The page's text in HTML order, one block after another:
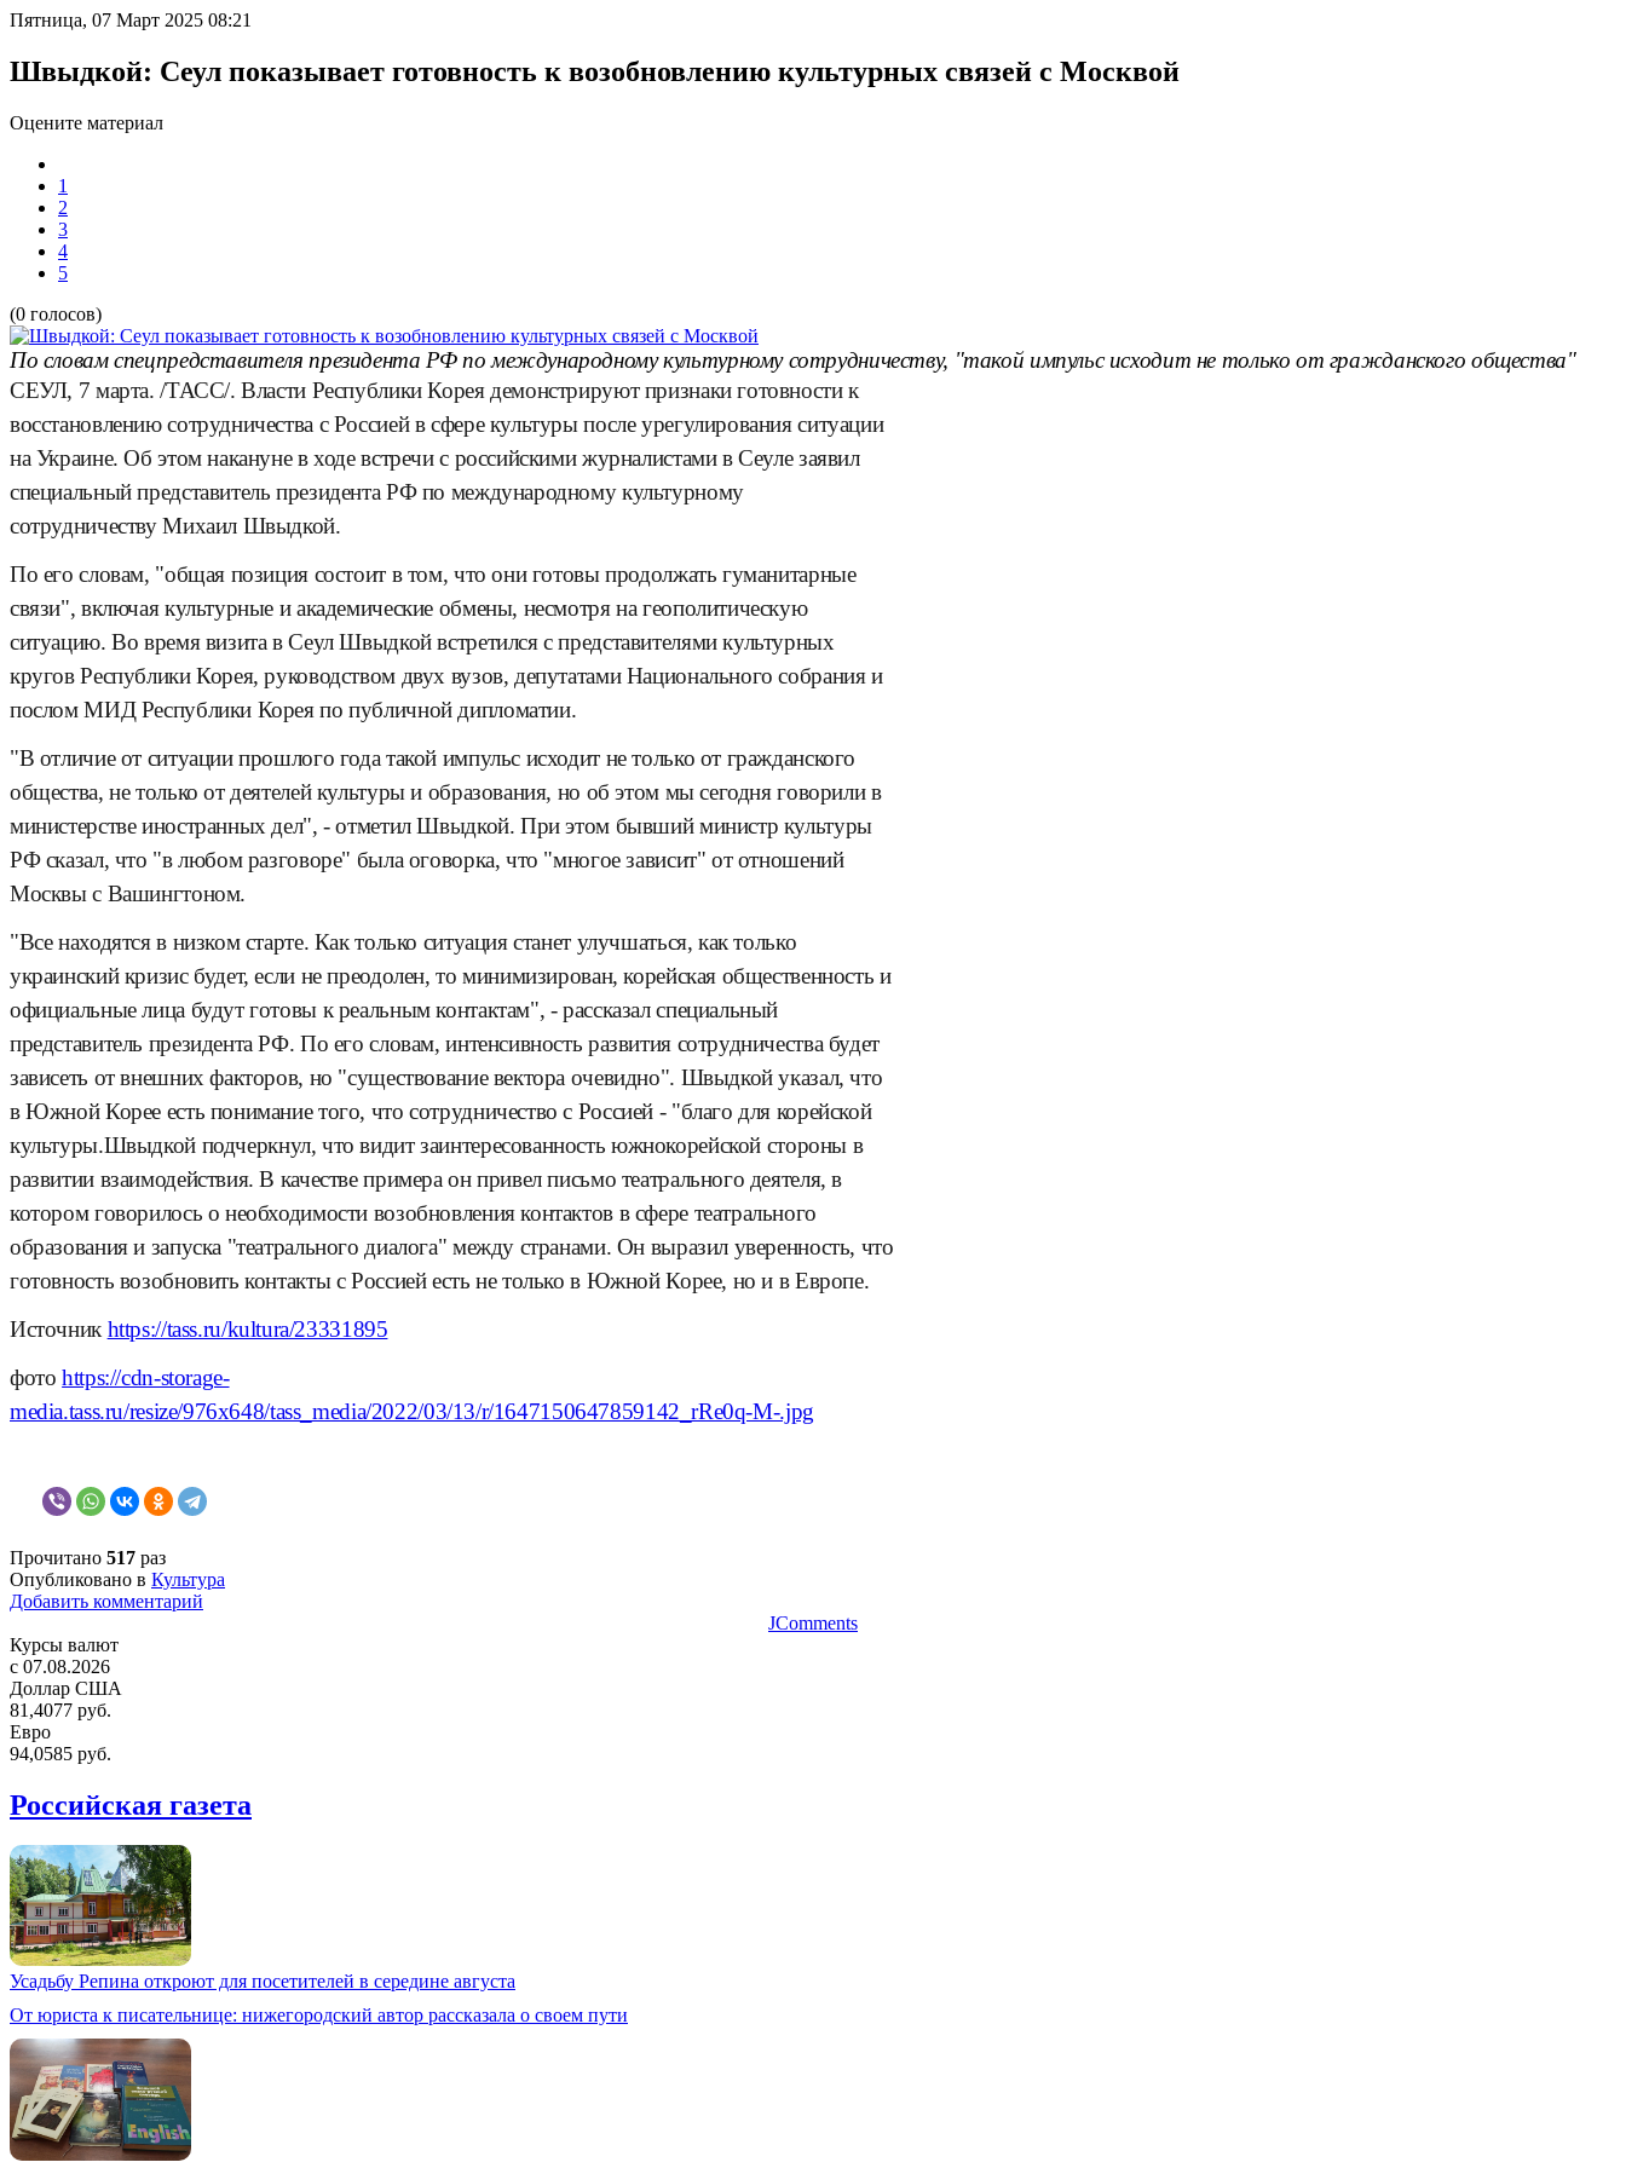
Пятница, 07 Март 2025 08:21
Швыдкой: Сеул показывает готовность к возобновлению культурных связей с Москвой
Оцените материал
1
2
3
4
5
(0 голосов)
По словам спецпредставителя президента РФ по международному культурному сотрудничеству, "такой импульс исходит не только от гражданского общества"
СЕУЛ, 7 марта. /ТАСС/. Власти Республики Корея демонстрируют признаки готовности к
восстановлению сотрудничества с Россией в сфере культуры после урегулирования ситуации
на Украине. Об этом накануне в ходе встречи с российскими журналистами в Сеуле заявил
специальный представитель президента РФ по международному культурному
сотрудничеству Михаил Швыдкой.
По его словам, "общая позиция состоит в том, что они готовы продолжать гуманитарные
связи", включая культурные и академические обмены, несмотря на геополитическую
ситуацию. Во время визита в Сеул Швыдкой встретился с представителями культурных
кругов Республики Корея, руководством двух вузов, депутатами Национального собрания и
послом МИД Республики Корея по публичной дипломатии.
"В отличие от ситуации прошлого года такой импульс исходит не только от гражданского
общества, не только от деятелей культуры и образования, но об этом мы сегодня говорили в
министерстве иностранных дел", - отметил Швыдкой. При этом бывший министр культуры
РФ сказал, что "в любом разговоре" была оговорка, что "многое зависит" от отношений
Москвы с Вашингтоном.
"Все находятся в низком старте. Как только ситуация станет улучшаться, как только
украинский кризис будет, если не преодолен, то минимизирован, корейская общественность и
официальные лица будут готовы к реальным контактам", - рассказал специальный
представитель президента РФ. По его словам, интенсивность развития сотрудничества будет
зависеть от внешних факторов, но "существование вектора очевидно". Швыдкой указал, что
в Южной Корее есть понимание того, что сотрудничество с Россией - "благо для корейской
культуры.Швыдкой подчеркнул, что видит заинтересованность южнокорейской стороны в
развитии взаимодействия. В качестве примера он привел письмо театрального деятеля, в
котором говорилось о необходимости возобновления контактов в сфере театрального
образования и запуска "театрального диалога" между странами. Он выразил уверенность, что
готовность возобновить контакты с Россией есть не только в Южной Корее, но и в Европе.
Источник https://tass.ru/kultura/23331895
фотоhttps://cdn-storage-
media.tass.ru/resize/976x648/tass_media/2022/03/13/r/1647150647859142_rRe0q-M-.jpg
Прочитано 517 раз
Опубликовано в Культура
Добавить комментарий
JComments
Курсы валют
c 07.08.2026
Доллар США
81,4077 руб.
Евро
94,0585 руб.
Российская газета
Усадьбу Репина откроют для посетителей в середине августа
От юриста к писательнице: нижегородский автор рассказала о своем пути